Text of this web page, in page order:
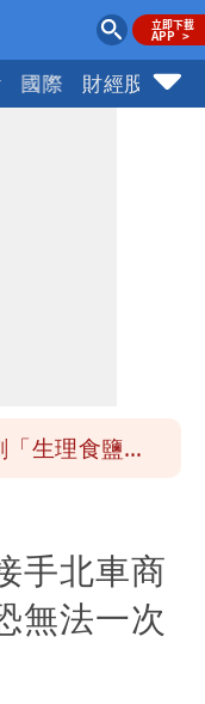
國際 財經股市
「哈哈鄙卑」
生理食鹽
共舞路徑曝光
「哈哈鄙卑」
手北車商
無法一次